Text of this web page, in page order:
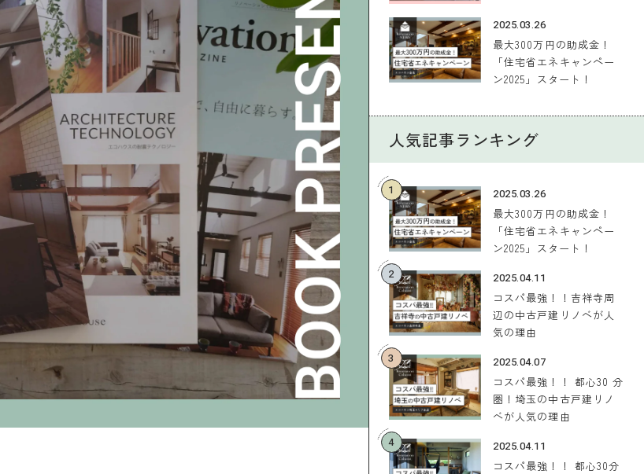
個人情報保護方針
FOLLOW US
2025.03.26
最大300万円の助成金！
「住宅省エネキャンペー
ン2025」スタート！
人気記事ランキング
1
2025.03.26
最大300万円の助成金！
「住宅省エネキャンペー
ン2025」スタート！
2
2025.04.11
コスパ最強！！吉祥寺周
辺の中古戸建リノベが人
気の理由
3
2025.04.07
コスパ最強！！ 都心30 分
圏！埼玉の中古戸建リノ
ベが人気の理由
4
2025.04.11
コスパ最強！！ 都心30分